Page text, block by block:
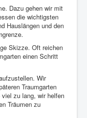
Dazu gehen wir mit
die wichtigsten
Hauslängen und den
Skizze. Oft reichen
einen Schritt
Wir
Traumgarten
zu lang, wir helfen
Träumen zu